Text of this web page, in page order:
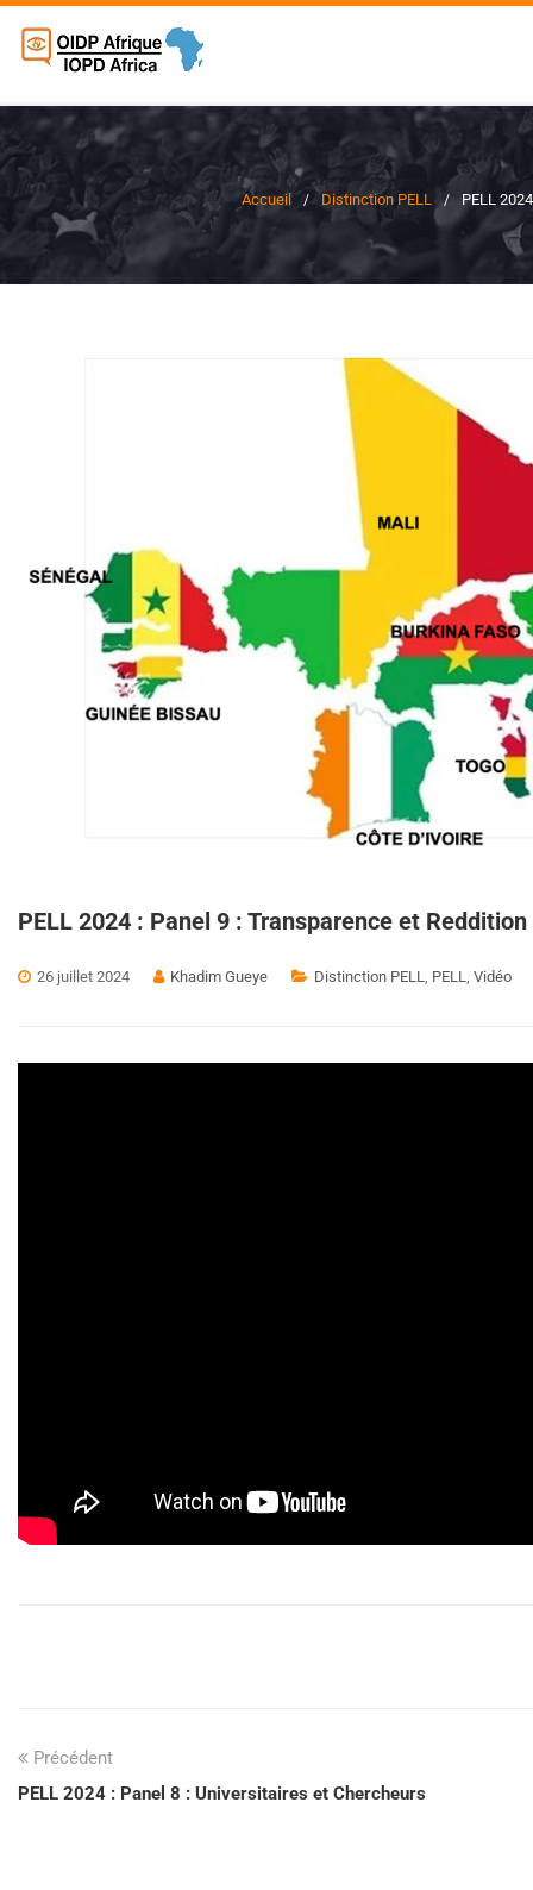
Accueil Distinction PELL PELL
PELL 2024 : Panel 9 : Transparence et
26 juillet 2024 Khadim Gueye Distinction PELL, PELL, Vidéo
Précédent
PELL 2024 : Panel 8 : Universitaires et Chercheurs